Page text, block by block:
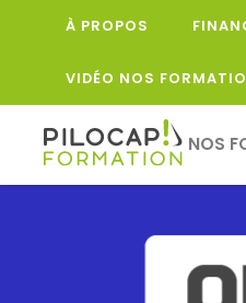
À PROPOS
VIDÉO NOS
NOS